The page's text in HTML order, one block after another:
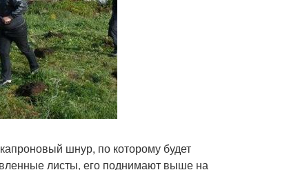
шнур, по которому будет
листы, его поднимают выше на